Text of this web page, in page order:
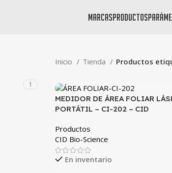
marcasproductos
1
Inicio Tienda Productos
MEDIDOR DE ÁREA FOLIAR
PORTÁTIL – CI-202 – CID
Productos
CID Bio-Science
En inventario